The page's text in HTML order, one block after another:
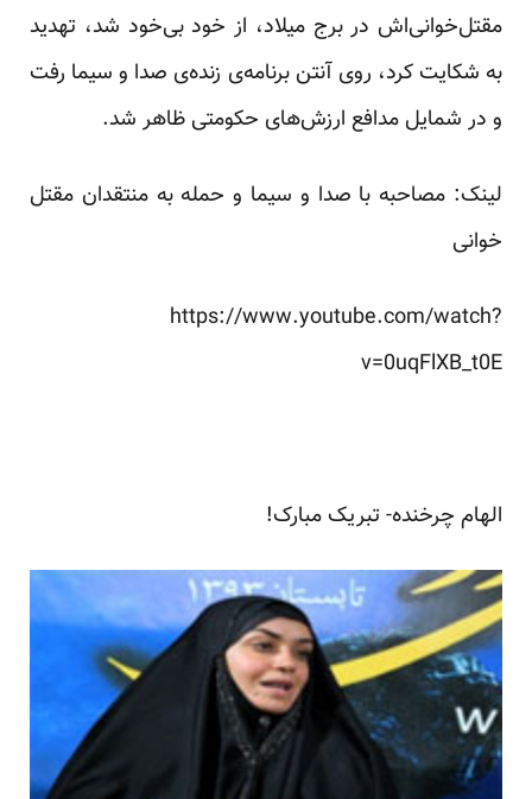
مقتل‌خوانی‌اش در برج میلاد، از خود بی‌خود شد، تهدید
به شکایت کرد، روی آنتن برنامه‌ی زنده‌ی صدا و سیما رفت
و در شمایل مدافع ارزش‌های حکومتی ظاهر شد.
لینک: مصاحبه با صدا و سیما و حمله به منتقدان مقتل
خوانی
https://www.youtube.com/watch?
v=0uqFlXB_t0E
الهام چرخنده- تبریک مبارک!